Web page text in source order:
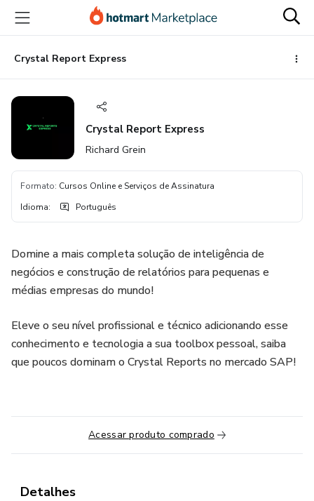
para
conteúdo
principal
para
pagamento
para
rodapé
Crystal Report Express
Crystal Report Express
Richard Grein
Formato: Cursos Online e Serviços de Assinatura
Idioma: Português
Domine a mais completa solução de inteligência de
negócios e construção de relatórios para pequenas e
médias empresas do mundo!
Eleve o seu nível profissional e técnico adicionando esse
conhecimento e tecnologia a sua toolbox pessoal, saiba
que poucos dominam o Crystal Reports no mercado SAP!
Acessar produto comprado
Detalhes